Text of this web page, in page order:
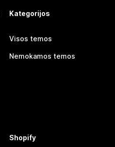
Kategorijos
Visos temos
Nemokamos temos
Shopify